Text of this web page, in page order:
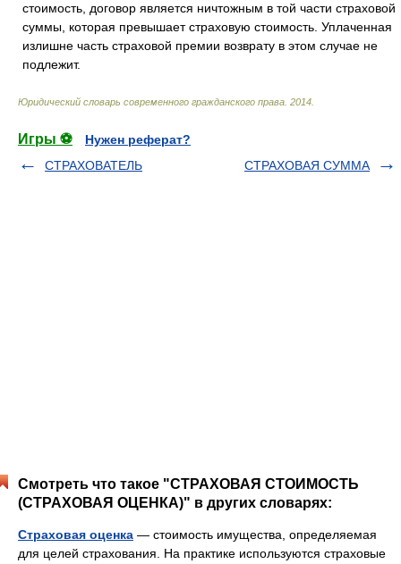
стоимость, договор является ничтожным в той части страховой
суммы, которая превышает страховую стоимость. Уплаченная
излишне часть страховой премии возврату в этом случае не
подлежит.
Юридический словарь современного гражданского права 2014
Игры ⚽
Нужен реферат?
СТРАХОВАТЕЛЬ
СТРАХОВАЯ СУММА
Смотреть что такое "СТРАХОВАЯ СТОИМОСТЬ
(СТРАХОВАЯ ОЦЕНКА)" в других словарях:
Страховая оценка — стоимость имущества, определяемая
для целей страхования. На практике используются страховые